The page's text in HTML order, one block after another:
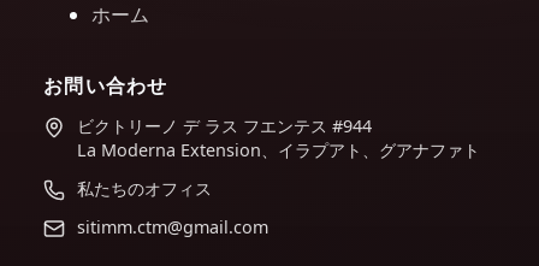
ホーム
お問い合わせ
ビクトリーノ デ ラス フエンテス #944
La Moderna Extension、イラプアト、グアナファト
私たちのオフィス
sitimm.ctm@gmail.com